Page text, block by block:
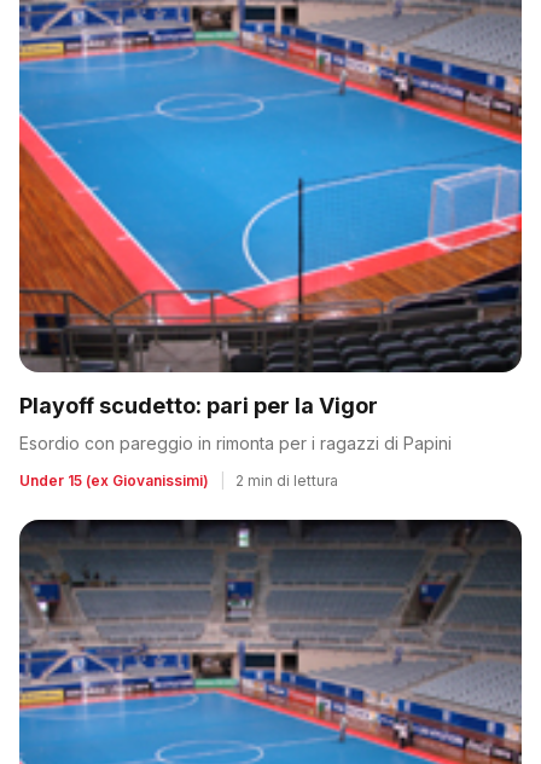
Playoff scudetto: pari per la Vigor
Esordio con pareggio in rimonta per i ragazzi di Papini
Under 15 (ex Giovanissimi) 2 min di lettura